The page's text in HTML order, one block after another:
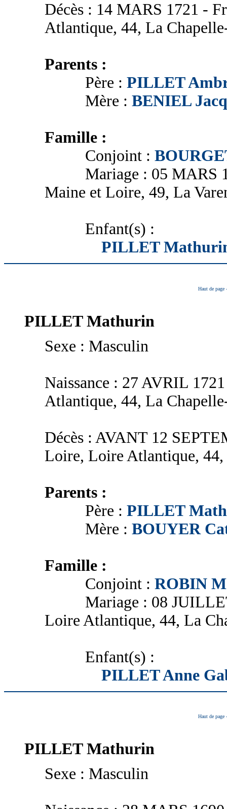
Décès : 14 MARS 1721 -
Atlantique, 44, La
Parents :
Père : PILLET
Mère : BENIEL
Famille :
Conjoint :
Mariage : 05 MARS
Maine et Loire, 49, La
Enfant(s) :
PILLET
Haut de page
PILLETMathurin
Sexe : Masculin
Naissance : 27 AVRIL
Atlantique, 44, La
Décès : AVANT 12
Loire, Loire Atlantique, 44,
Parents :
Père : PILLET
Mère : BOUYER
Famille :
Conjoint : ROBIN
Mariage : 08 JUILLET
Loire Atlantique, 44, La
Enfant(s) :
PILLET Anne
Haut de page
PILLETMathurin
Sexe : Masculin